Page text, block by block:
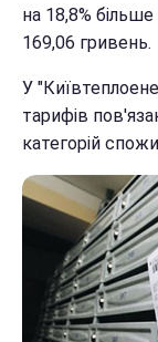
на 18,8%
169,06 гривень.
У
тарифів
категорій